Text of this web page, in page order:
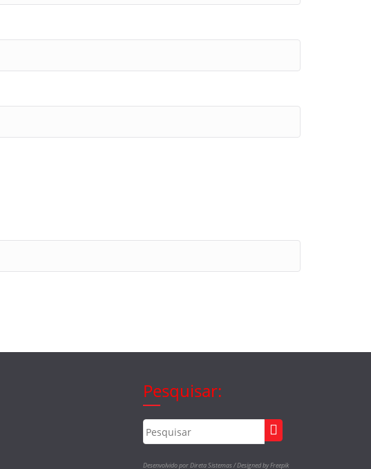
Pesquisar:
Desenvolvido por Direta Sistemas /Designed by Freepik